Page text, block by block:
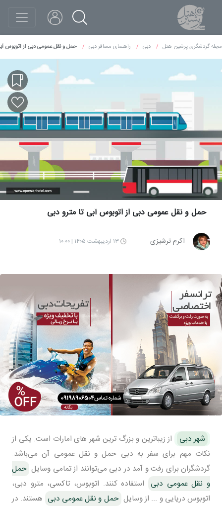
مجله گردشگری پرشین هتل دبی راهنمای مسافر دبی حمل و نقل عمومی دبی از اتوبوس
حمل و نقل عمومی دبی از اتوبوس آبی تا مترو دبی
اکرم ترشیزی ۱۳ اردیبهشت ۱۴۰۵ | ۱۰:۰۰
شهر دبی
از زیباترین و بزرگ ترین شهر های امارات است. یکی از
نکات مهم برای سفر به دبی حمل و نقل عمومی آن می‌باشد.
گردشگران برای رفت و آمد در دبی می‌توانند از تمامی وسایل حمل
و نقل عمومی دبی استفاده کنند. اتوبوس، تاکسی، مترو دبی،
اتوبوس دریایی و ... از وسایل حمل و نقل عمومی دبی هستند. در